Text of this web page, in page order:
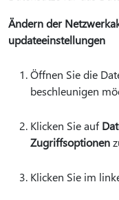
Ändern der
updateeinstellungen
Öffnen Sie die
beschleunigen
Klicken Sie auf
Zugriffsoptionen
Klicken Sie im